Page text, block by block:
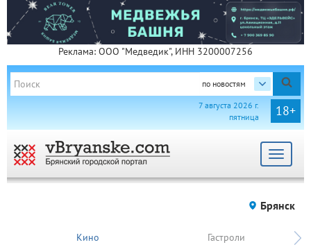
Реклама: ООО "Медведик", ИНН 3200007256
по новостям
18+
7 августа 2026 г.
пятница
Toggle
Брянск
Кино Гастроли